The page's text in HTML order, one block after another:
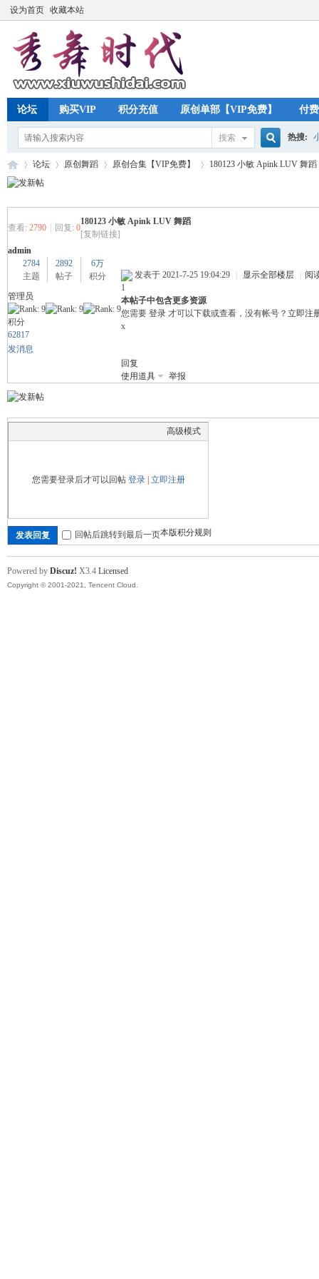
设为首页 收藏本站
论坛 购买VIP 积分充值 原创单部【VIP免费】 付
搜索
搜
热搜:
秀 »
论坛
›
原创舞蹈
›
原创合集【VIP免费】 180123 小敏 Apink LUV 舞蹈
查看: 2790 回复: 0
180123 小敏 Apink LUV 舞蹈
[复制链接]
admin
2784
主题
2892
帖子
6万
积分
管理员
积分
62817
发消息
发表于 2021-7-25 19:04:29 显示全部楼层
阅
1
本帖子中包含更多资源
您需要 登录 才可以下载或查看，没有帐号？ 立即注
x
回复
使用道具
举报
高级模式
您需要登录后才可以回帖 登录| 立即注册
本版积分规则
发表回复 回帖后跳转到最后一页
Powered by Discuz! X3.4 Licensed
Copyright © 2001-2021, Tencent Cloud.